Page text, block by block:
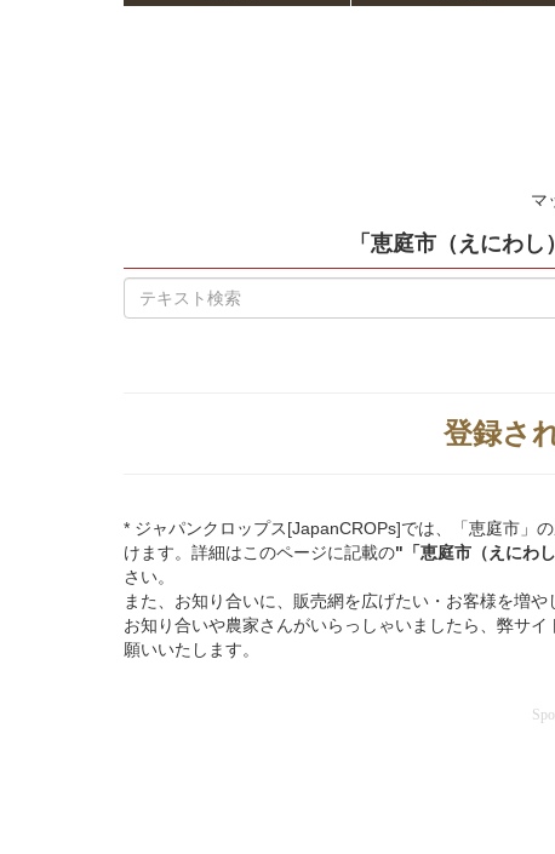
マ
「恵庭市（えにわし
登録さ
* ジャパンクロップス[JapanCROPs]では、「恵庭市」
けます。詳細はこのページに記載の"「恵庭市（えにわし
さい。
また、お知り合いに、販売網を広げたい・お客様を増
お知り合いや農家さんがいらっしゃいましたら、弊サ
願いいたします。